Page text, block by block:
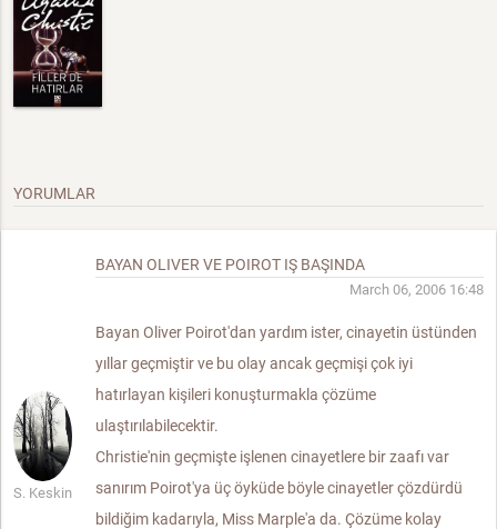
YORUMLAR
S. Keskin
BAYAN OLIVER VE POIROT IŞ BAŞINDA
March 06, 2006 16:48
Bayan Oliver Poirot'dan yardım ister, cinayetin üstünden
yıllar geçmiştir ve bu olay ancak geçmişi çok iyi
hatırlayan kişileri konuşturmakla çözüme
ulaştırılabilecektir.
Christie'nin geçmişte işlenen cinayetlere bir zaafı var
sanırım Poirot'ya üç öyküde böyle cinayetler çözdürdü
bildiğim kadarıyla, Miss Marple'a da. Çözüme kolay